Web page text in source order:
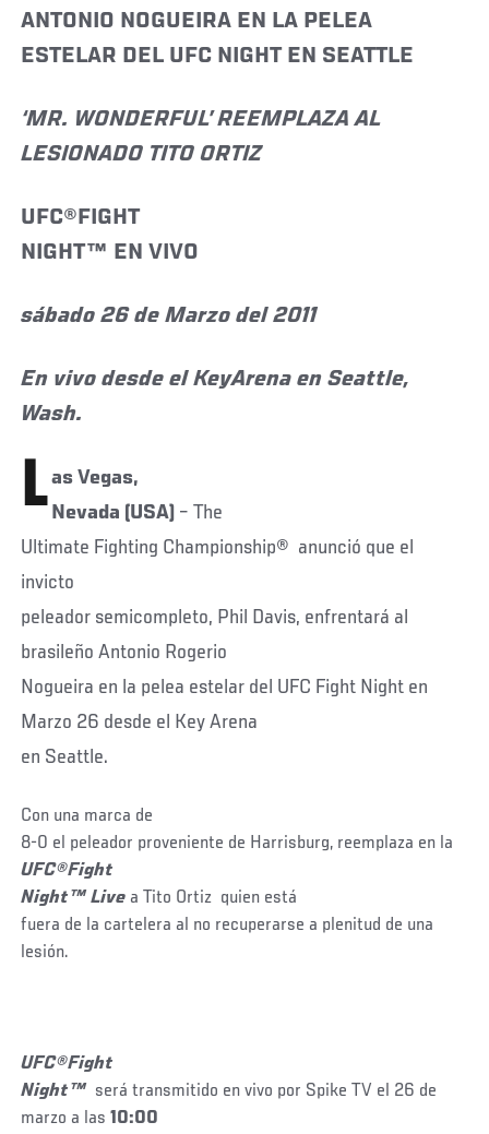
ANTONIO NOGUEIRA EN LA PELEA
ESTELAR DEL UFC NIGHT EN SEATTLE
‘MR. WONDERFUL’ REEMPLAZA AL
LESIONADO TITO ORTIZ
UFC®FIGHT
NIGHT™ EN VIVO
sábado 26 de Marzo del 2011
En vivo desde el KeyArena en Seattle,
Wash.
L as Vegas,
Nevada (USA) – The
Ultimate Fighting Championship® anunció que el
invicto
peleador semicompleto, Phil Davis, enfrentará al
brasileño Antonio Rogerio
Nogueira en la pelea estelar del UFC Fight Night en
Marzo 26 desde el Key Arena
en Seattle.
Con una marca de
8-0 el peleador proveniente de Harrisburg, reemplaza en la
UFC®Fight
Night™ Live a Tito Ortiz quien está
fuera de la cartelera al no recuperarse a plenitud de una
lesión.
UFC®Fight
Night™ será transmitido en vivo por Spike TV el 26 de
marzo a las10:00